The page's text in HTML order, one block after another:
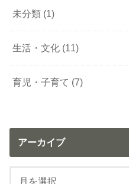
未分類 (1)
生活・文化 (11)
育児・子育て (7)
アーカイブ